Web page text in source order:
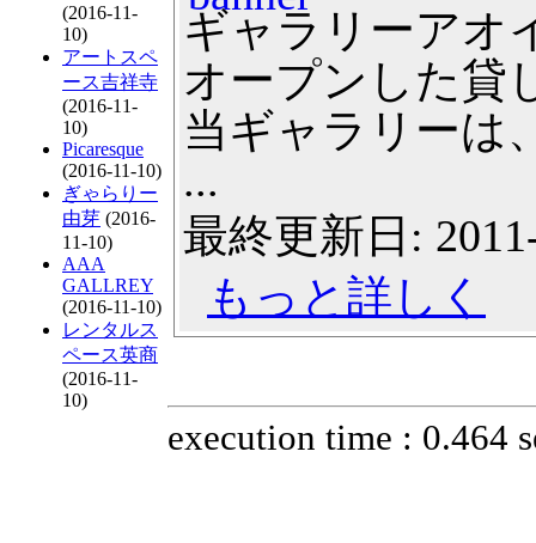
(2016-11-
10)
アートスペ
ース吉祥寺
(2016-11-
10)
Picaresque
(2016-11-10)
ぎゃらりー
由芽 (2016-
11-10)
AAA
GALLREY
(2016-11-10)
レンタルス
ペース英商
(2016-11-
10)
ギャラリーアオ
オープンした貸
当ギャラリーは
...
最終更新日:
もっと詳しく
execution time : 0.464